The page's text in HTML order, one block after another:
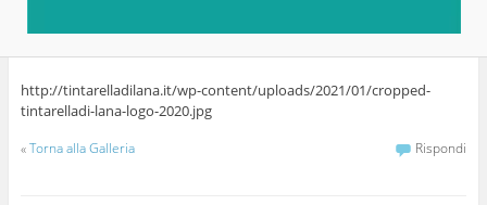
http://tintarelladilana.it/wp-content/uploads/2021/01/cropped-
tintarelladi-lana-logo-2020.jpg
«Torna alla Galleria Rispondi